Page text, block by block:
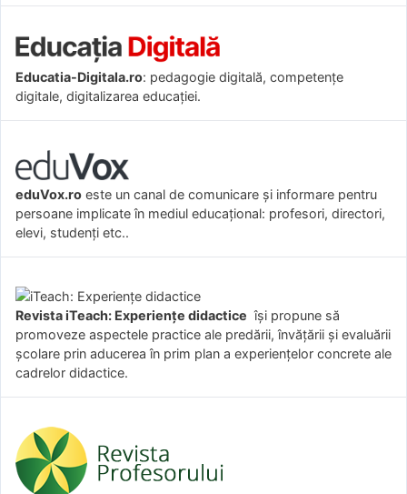
Educatia-Digitala.ro: pedagogie digitală, competențe
digitale, digitalizarea educației.
eduVox.ro este un canal de comunicare și informare pentru
persoane implicate în mediul educațional: profesori, directori,
elevi, studenți etc..
Revista iTeach: Experienţe didactice îşi propune să
promoveze aspectele practice ale predării, învăţării şi evaluării
şcolare prin aducerea în prim plan a experienţelor concrete ale
cadrelor didactice.